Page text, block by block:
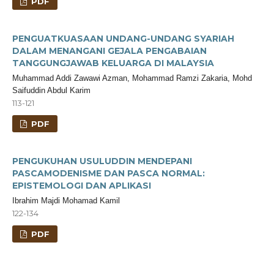
PENGUATKUASAAN UNDANG-UNDANG SYARIAH
DALAM MENANGANI GEJALA PENGABAIAN
TANGGUNGJAWAB KELUARGA DI MALAYSIA
Muhammad Addi Zawawi Azman, Mohammad Ramzi Zakaria, Mohd
Saifuddin Abdul Karim
113-121
PDF
PENGUKUHAN USULUDDIN MENDEPANI
PASCAMODENISME DAN PASCA NORMAL:
EPISTEMOLOGI DAN APLIKASI
Ibrahim Majdi Mohamad Kamil
122-134
PDF